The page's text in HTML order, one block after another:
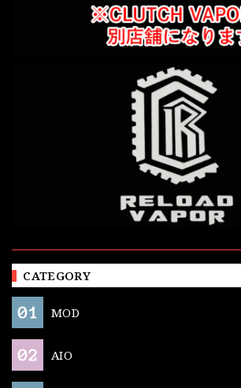
CATEGORY
MOD
AIO